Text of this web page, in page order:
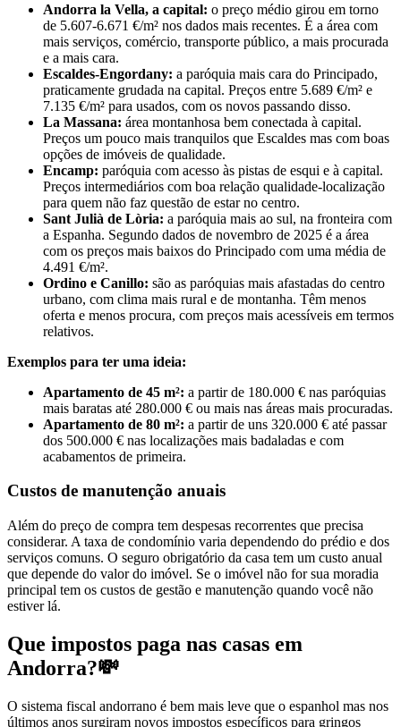
Andorra la Vella, a capital: o preço médio girou em torno
de 5.607-6.671 €/m² nos dados mais recentes. É a área com
mais serviços, comércio, transporte público, a mais procurada
e a mais cara.
Escaldes-Engordany: a paróquia mais cara do Principado,
praticamente grudada na capital. Preços entre 5.689 €/m² e
7.135 €/m² para usados, com os novos passando disso.
La Massana: área montanhosa bem conectada à capital.
Preços um pouco mais tranquilos que Escaldes mas com boas
opções de imóveis de qualidade.
Encamp: paróquia com acesso às pistas de esqui e à capital.
Preços intermediários com boa relação qualidade-localização
para quem não faz questão de estar no centro.
Sant Julià de Lòria: a paróquia mais ao sul, na fronteira com
a Espanha. Segundo dados de novembro de 2025 é a área
com os preços mais baixos do Principado com uma média de
4.491 €/m².
Ordino e Canillo: são as paróquias mais afastadas do centro
urbano, com clima mais rural e de montanha. Têm menos
oferta e menos procura, com preços mais acessíveis em termos
relativos.
Exemplos para ter uma ideia:
Apartamento de 45 m²: a partir de 180.000 € nas paróquias
mais baratas até 280.000 € ou mais nas áreas mais procuradas.
Apartamento de 80 m²: a partir de uns 320.000 € até passar
dos 500.000 € nas localizações mais badaladas e com
acabamentos de primeira.
Custos de manutenção anuais
Além do preço de compra tem despesas recorrentes que precisa
considerar. A taxa de condomínio varia dependendo do prédio e dos
serviços comuns. O seguro obrigatório da casa tem um custo anual
que depende do valor do imóvel. Se o imóvel não for sua moradia
principal tem os custos de gestão e manutenção quando você não
estiver lá.
Que impostos paga nas casas em
Andorra?💸
O sistema fiscal andorrano é bem mais leve que o espanhol mas nos
últimos anos surgiram novos impostos específicos para gringos